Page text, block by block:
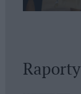
Raporty